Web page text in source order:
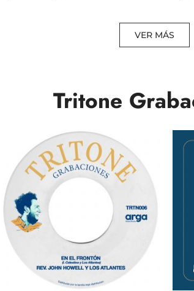
VER MÁS
Tritone